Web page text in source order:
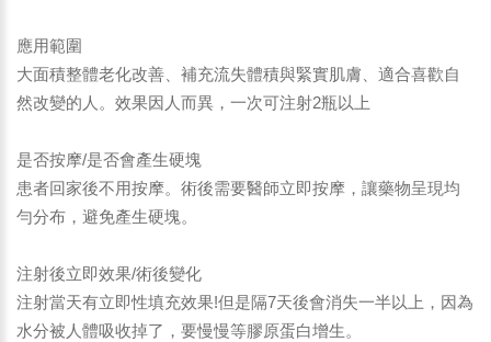
應用範圍
大面積整體老化改善、補充流失體積與緊實肌膚、適合喜歡自
然改變的人。效果因人而異，一次可注射2瓶以上
是否按摩/是否會產生硬塊
患者回家後不用按摩。術後需要醫師立即按摩，讓藥物呈現均
勻分布，避免產生硬塊。
注射後立即效果/術後變化
注射當天有立即性填充效果!但是隔7天後會消失一半以上，因為
水分被人體吸收掉了，要慢慢等膠原蛋白增生。